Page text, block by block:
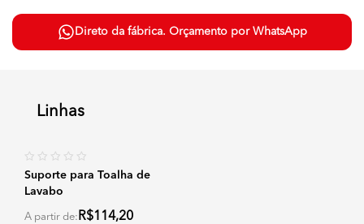
Direto da fábrica. Orçamento por WhatsApp
Linhas
Suporte para Toalha de
Lavabo
A partir de: R$114,20